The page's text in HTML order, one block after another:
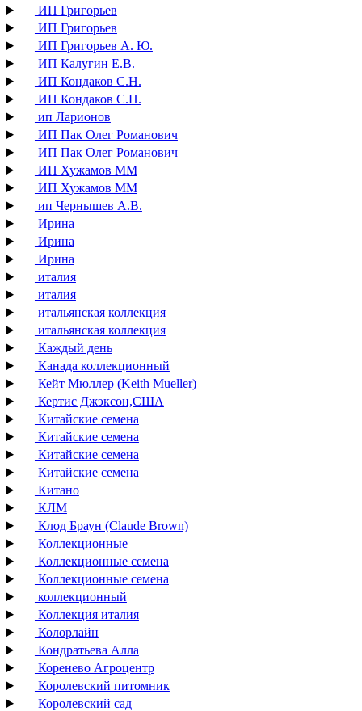
ИП Григорьев
ИП Григорьев
ИП Григорьев А. Ю.
ИП Калугин Е.В.
ИП Кондаков С.Н.
ИП Кондаков С.Н.
ип Ларионов
ИП Пак Олег Романович
ИП Пак Олег Романович
ИП Хужамов ММ
ИП Хужамов ММ
ип Чернышев А.В.
Ирина
Ирина
Ирина
италия
италия
итальянская коллекция
итальянская коллекция
Каждый день
Канада коллекционный
Кейт Мюллер (Keith Mueller)
Кертис Джэксон,США
Китайские семена
Китайские семена
Китайские семена
Китайские семена
Китано
КЛМ
Клод Браун (Claude Brown)
Коллекционные
Коллекционные семена
Коллекционные семена
коллекционный
Коллекция италия
Колорлайн
Кондратьева Алла
Коренево Агроцентр
Королевский питомник
Королевский сад